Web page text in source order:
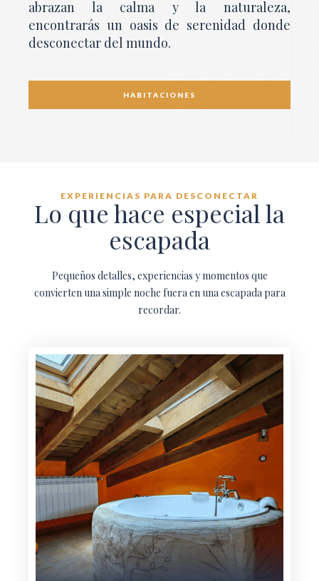
abrazan la calma y la naturaleza,
encontrarás un oasis de serenidad donde
desconectar del mundo.
HABITACIONES
EXPERIENCIAS PARA DESCONECTAR
Lo que hace especial la
escapada
Pequeños detalles, experiencias y momentos que
convierten una simple noche fuera en una escapada para
recordar.